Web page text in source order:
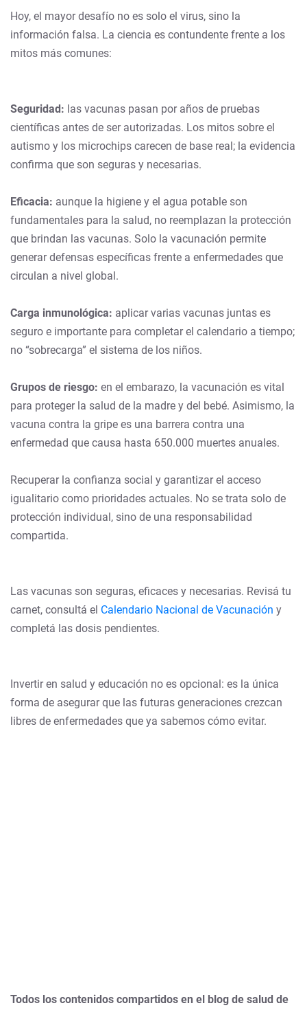
Hoy, el mayor desafío no es solo el virus, sino la
información falsa. La ciencia es contundente frente a los
mitos más comunes:
Seguridad: las vacunas pasan por años de pruebas
científicas antes de ser autorizadas. Los mitos sobre el
autismo y los microchips carecen de base real; la evidencia
confirma que son seguras y necesarias.
Eficacia: aunque la higiene y el agua potable son
fundamentales para la salud, no reemplazan la protección
que brindan las vacunas. Solo la vacunación permite
generar defensas específicas frente a enfermedades que
circulan a nivel global.
Carga inmunológica: aplicar varias vacunas juntas es
seguro e importante para completar el calendario a tiempo;
no “sobrecarga” el sistema de los niños.
Grupos de riesgo: en el embarazo, la vacunación es vital
para proteger la salud de la madre y del bebé. Asimismo, la
vacuna contra la gripe es una barrera contra una
enfermedad que causa hasta 650.000 muertes anuales.
Recuperar la confianza social y garantizar el acceso
igualitario como prioridades actuales. No se trata solo de
protección individual, sino de una responsabilidad
compartida.
Las vacunas son seguras, eficaces y necesarias. Revisá tu
carnet, consultá el Calendario Nacional de Vacunación y
completá las dosis pendientes.
Invertir en salud y educación no es opcional: es la única
forma de asegurar que las futuras generaciones crezcan
libres de enfermedades que ya sabemos cómo evitar.
Todos los contenidos compartidos en el blog de salud de